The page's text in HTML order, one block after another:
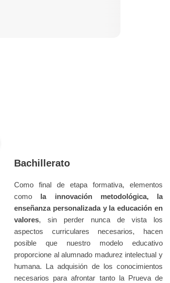
Bachillerato
Como final de etapa formativa, elementos
como la innovación metodológica, la
enseñanza personalizada y la educación en
valores, sin perder nunca de vista los
aspectos curriculares necesarios, hacen
posible que nuestro modelo educativo
proporcione al alumnado madurez intelectual y
humana. La adquisión de los conocimientos
necesarios para afrontar tanto la Prueva de